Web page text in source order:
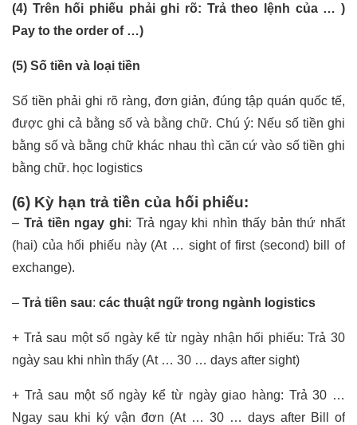
(4) Trên hối phiếu phải ghi rõ: Trả theo lệnh của … )
Pay to the order of …)
(5) Số tiền và loại tiền
Số tiền phải ghi rõ ràng, đơn giản, đúng tập quán quốc tế,
được ghi cả bằng số và bằng chữ. Chú ý: Nếu số tiền ghi
bằng số và bằng chữ khác nhau thì căn cứ vào số tiền ghi
bằng chữ. học logistics
(6) Kỳ hạn trả tiền của hối phiếu:
– Trả tiền ngay ghi: Trả ngay khi nhìn thấy bản thứ nhất
(hai) của hối phiếu này (At … sight of first (second) bill of
exchange).
– Trả tiền sau: các thuật ngữ trong ngành logistics
+ Trả sau một số ngày kể từ ngày nhận hối phiếu: Trả 30
ngày sau khi nhìn thấy (At … 30 … days after sight)
+ Trả sau một số ngày kể từ ngày giao hàng: Trả 30 …
Ngay sau khi ký vận đơn (At … 30 … days after Bill of